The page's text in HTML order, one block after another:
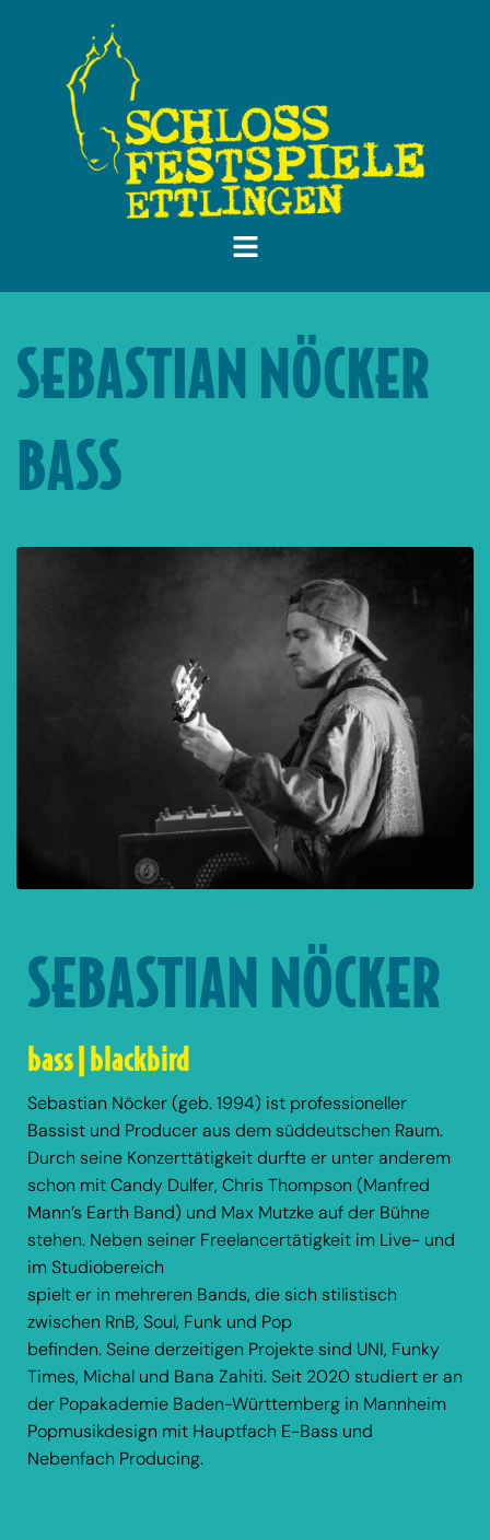
SEBASTIAN NÖCKER
BASS
SEBASTIAN NÖCKER
bass | blackbird
Sebastian Nöcker (geb. 1994) ist professioneller
Bassist und Producer aus dem süddeutschen Raum.
Durch seine Konzerttätigkeit durfte er unter anderem
schon mit Candy Dulfer, Chris Thompson (Manfred
Mann’s Earth Band) und Max Mutzke auf der Bühne
stehen. Neben seiner Freelancertätigkeit im Live- und
im Studiobereich
spielt er in mehreren Bands, die sich stilistisch
zwischen RnB, Soul, Funk und Pop
befinden. Seine derzeitigen Projekte sind UNI, Funky
Times, Michal und Bana Zahiti. Seit 2020 studiert er an
der Popakademie Baden-Württemberg in Mannheim
Popmusikdesign mit Hauptfach E-Bass und
Nebenfach Producing.